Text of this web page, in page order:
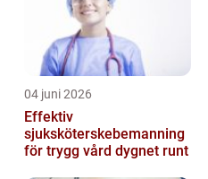
04 juni 2026
Effektiv
sjuksköterskebemanning
för trygg vård dygnet runt